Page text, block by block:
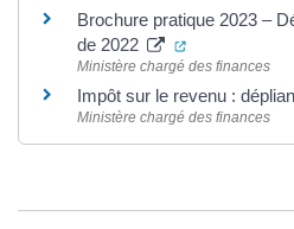
Brochure pratique 2023 –
de 2022
(ouverture
Ministère chargé des finances
Impôt sur le revenu :
Ministère chargé des finances